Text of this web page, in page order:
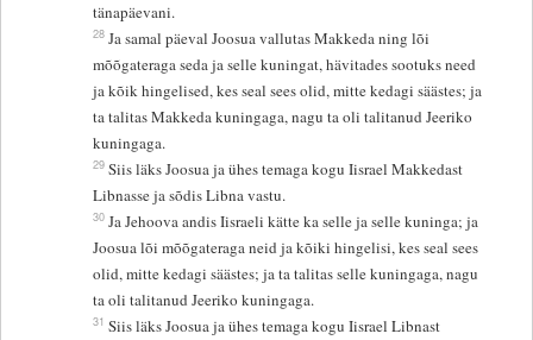
tänapäevani.
28 Ja samal päeval Joosua vallutas Makkeda ning lõi
mõõgateraga seda ja selle kuningat, hävitades sootuks need
ja kõik hingelised, kes seal sees olid, mitte kedagi säästes; ja
ta talitas Makkeda kuningaga, nagu ta oli talitanud Jeeriko
kuningaga.
29 Siis läks Joosua ja ühes temaga kogu Iisrael Makkedast
Libnasse ja sõdis Libna vastu.
30 Ja Jehoova andis Iisraeli kätte ka selle ja selle kuninga; ja
Joosua lõi mõõgateraga neid ja kõiki hingelisi, kes seal sees
olid, mitte kedagi säästes; ja ta talitas selle kuningaga, nagu
ta oli talitanud Jeeriko kuningaga.
31 Siis läks Joosua ja ühes temaga kogu Iisrael Libnast